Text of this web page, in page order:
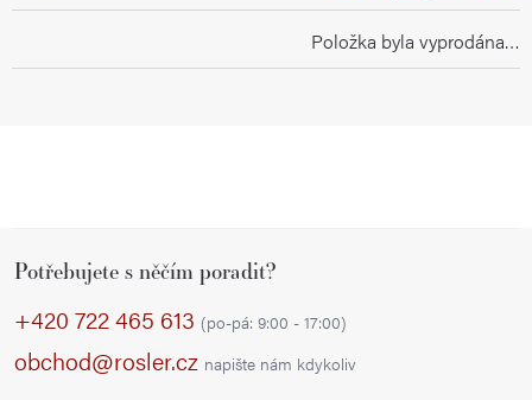
Položka byla vyprodána…
Potřebujete s něčím poradit?
+420 722 465 613 (po-pá: 9:00 - 17:00)
obchod@rosler.cz napište nám kdykoliv